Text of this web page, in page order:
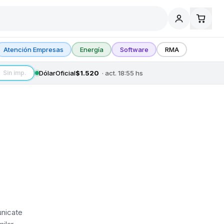
Atención Empresas Energía Software RMA
Sin imp. DólarOficial$1.520 · act. 18:55 hs